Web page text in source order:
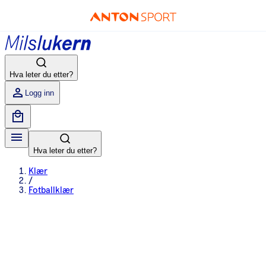
Hva leter du etter?
Logg inn
Hva leter du etter?
Klær
/
Fotballklær